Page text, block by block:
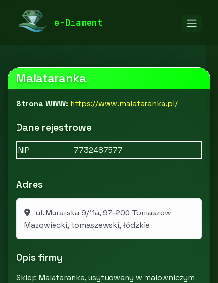
e-Diament
diamentspa.pl
Sklep z ptasimi piórami | Malataranka
Malataranka
Strona WWW: https://www.malataranka.pl/
Dane rejestrowe
NIP 7732487577
Adres
ul. Murarska 9/11a, 97-200 Tomaszów
Mazowiecki, tomaszewski, łódzkie
Opis firmy
Sklep Malataranka, usytuowany w malowniczym